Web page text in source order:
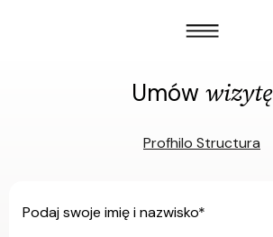
Umów wizytę
Profhilo Structura
Podaj swoje imię i nazwisko*